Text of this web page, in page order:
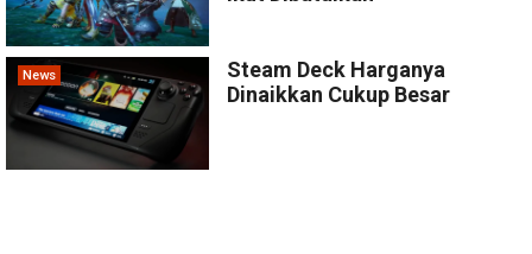
News
Steam Deck Harganya
Dinaikkan Cukup Besar